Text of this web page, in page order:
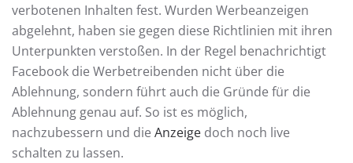
verbotenen Inhalten fest. Wurden Werbeanzeigen
abgelehnt, haben sie gegen diese Richtlinien mit ihren
Unterpunkten verstoßen. In der Regel benachrichtigt
Facebook die Werbetreibenden nicht über die
Ablehnung, sondern führt auch die Gründe für die
Ablehnung genau auf. So ist es möglich,
nachzubessern und die Anzeige doch noch live
schalten zu lassen.